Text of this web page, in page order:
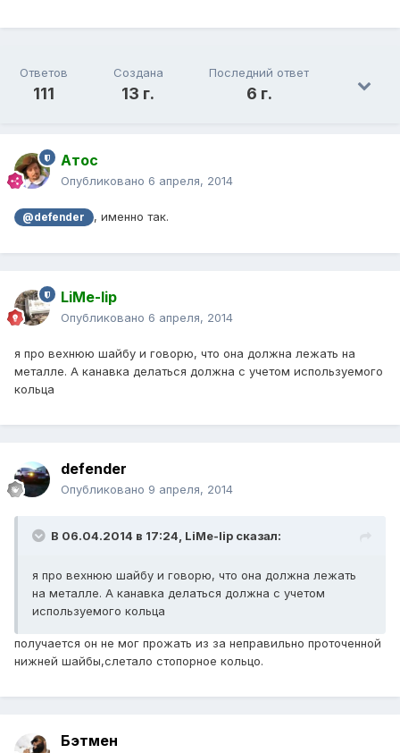
Ответов
111
Создана
13 г.
Последний ответ
6 г.
Атос
Опубликовано 6 апреля, 2014
@defender , именно так.
LiMe-lip
Опубликовано 6 апреля, 2014
я про вехнюю шайбу и говорю, что она должна лежать на
металле. А канавка делаться должна с учетом используемого
кольца
defender
Опубликовано 9 апреля, 2014
В 06.04.2014 в 17:24, LiMe-lip сказал:
я про вехнюю шайбу и говорю, что она должна лежать
на металле. А канавка делаться должна с учетом
используемого кольца
получается он не мог прожать из за неправильно проточенной
нижней шайбы,слетало стопорное кольцо.
Бэтмен